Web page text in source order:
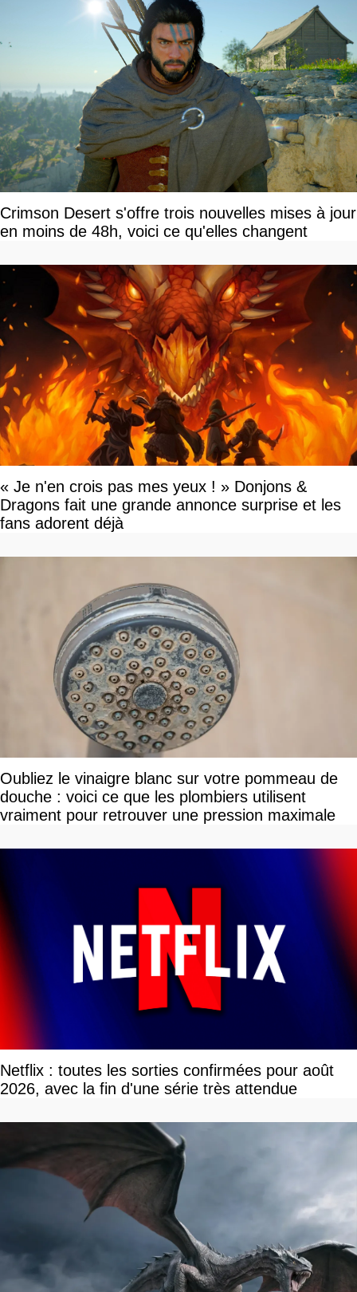
Crimson Desert s'offre trois nouvelles mises à jour
en moins de 48h, voici ce qu'elles changent
« Je n'en crois pas mes yeux ! » Donjons &
Dragons fait une grande annonce surprise et les
fans adorent déjà
Oubliez le vinaigre blanc sur votre pommeau de
douche : voici ce que les plombiers utilisent
vraiment pour retrouver une pression maximale
Netflix : toutes les sorties confirmées pour août
2026, avec la fin d'une série très attendue